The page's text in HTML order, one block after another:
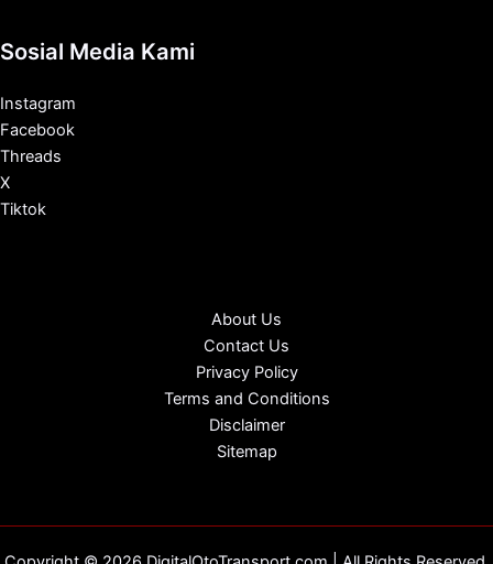
Sosial Media Kami
Instagram
Facebook
Threads
X
Tiktok
About Us
Contact Us
Privacy Policy
Terms and Conditions
Disclaimer
Sitemap